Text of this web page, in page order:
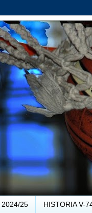
2024/25 HISTORIA V-